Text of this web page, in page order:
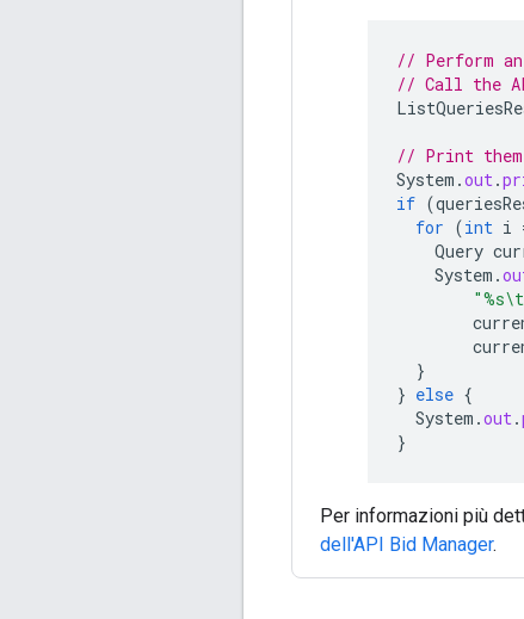
// Perform
// Call the
// Print
System .out.
if (
for (int i
Query
System .
}
} else {
System .out.
}
Per informazioni più
dell'API Bid Manager.